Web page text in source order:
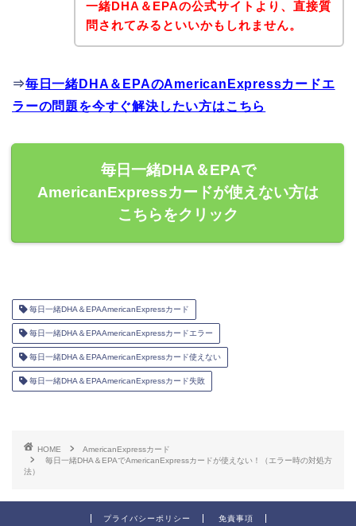
一緒DHA＆EPAの公式サイトより、直接質
問されてみるといいかもしれません。
⇒毎日一緒DHA＆EPAのAmericanExpressカードエ
ラーの問題を今すぐ解決したい方はこちら
毎日一緒DHA＆EPAで
AmericanExpressカードが使えない方は
こちらをクリック
毎日一緒DHA＆EPAAmericanExpressカード
毎日一緒DHA＆EPAAmericanExpressカードエラー
毎日一緒DHA＆EPAAmericanExpressカード使えない
毎日一緒DHA＆EPAAmericanExpressカード失敗
HOME
AmericanExpressカード
毎日一緒DHA＆EPAでAmericanExpressカードが使えない！（エラー時の対処方
法）
プライバシーポリシー 免責事項